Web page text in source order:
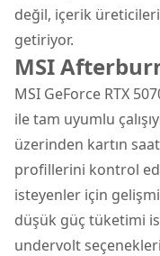
değil, içerik
getiriyor.
MSI
MSI GeForce RTX
ile tam uyumlu
üzerinden kartın
profillerini kontrol
isteyenler için
düşük güç tüketimi
undervolt